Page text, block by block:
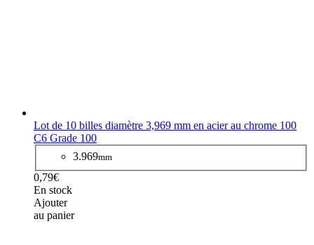
Lot de 10 billes diamètre 3,969 mm en acier au chrome 100
C6 Grade 100
3.969mm
0,79€
En stock
Ajouter
au panier